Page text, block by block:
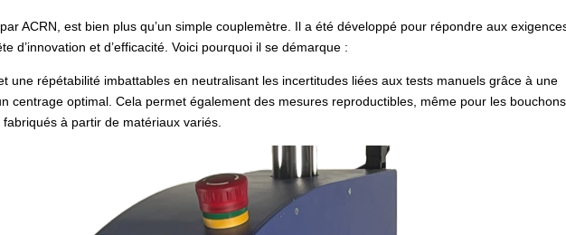
ACRN, est bien plus qu’un simple couplemètre. Il a été développé pour répondre aux
d’innovation et d’efficacité. Voici pourquoi il se démarque :
une répétabilité imbattables en neutralisant les incertitudes liées aux tests manuels grâce à une
centrage optimal. Cela permet également des mesures reproductibles, même pour les
à partir de matériaux variés.